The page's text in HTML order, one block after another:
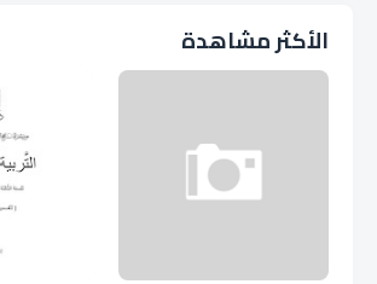
الأكثر مشاهدة